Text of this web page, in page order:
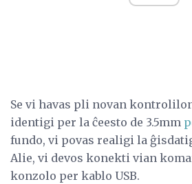
Se vi havas pli novan
identigi per la ĉeesto de 3.5mm
fundo, vi povas realigi la
Alie, vi devos konekti vian
konzolo per kablo USB.